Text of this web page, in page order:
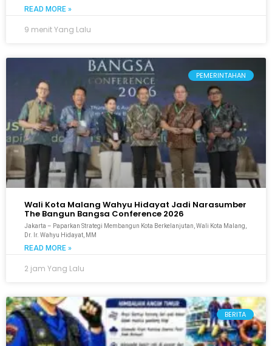
READ MORE »
9 menit Yang Lalu
PEMERINTAHAN
Wali Kota Malang Wahyu Hidayat Jadi Narasumber
The Bangun Bangsa Conference 2026
Jakarta – Paparkan Strategi Membangun Kota Berkelanjutan, Wali Kota Malang,
Dr. Ir. Wahyu Hidayat, MM
READ MORE »
2 jam Yang Lalu
BERITA